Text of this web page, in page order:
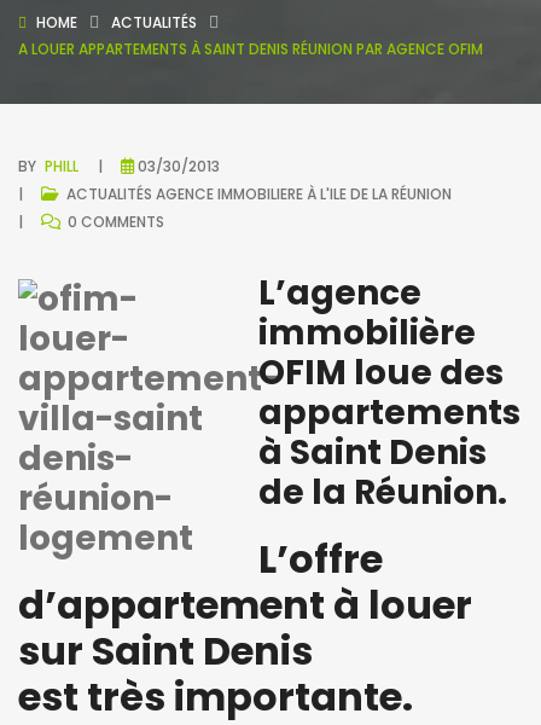
HOME
ACTUALITÉS
A LOUER APPARTEMENTS À SAINT DENIS RÉUNION PAR AGENCE OFIM
BY PHILL
03/30/2013
ACTUALITÉS AGENCE IMMOBILIERE À L'ILE DE LA RÉUNION
0 COMMENTS
L’agence
immobilière
OFIM loue des
appartements
à Saint Denis
de la Réunion.
L’offre
d’appartement à louer
sur Saint Denis
est très importante.